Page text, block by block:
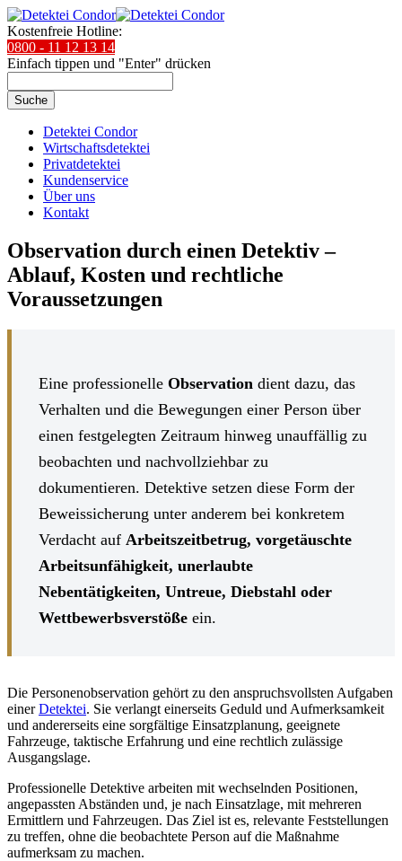
Kostenfreie Hotline:
0800 - 11 12 13 14
Einfach tippen und "Enter" drücken
Suche
Detektei Condor
Wirtschaftsdetektei
Privatdetektei
Kundenservice
Über uns
Kontakt
Observation durch einen Detektiv –
Ablauf, Kosten und rechtliche
Voraussetzungen
Eine professionelle Observation dient dazu, das
Verhalten und die Bewegungen einer Person über
einen festgelegten Zeitraum hinweg unauffällig zu
beobachten und nachvollziehbar zu
dokumentieren. Detektive setzen diese Form der
Beweissicherung unter anderem bei konkretem
Verdacht auf Arbeitszeitbetrug, vorgetäuschte
Arbeitsunfähigkeit, unerlaubte
Nebentätigkeiten, Untreue, Diebstahl oder
Wettbewerbsverstöße ein.
Die Personenobservation gehört zu den anspruchsvollsten Aufgaben
einerDetektei. Sie verlangt einerseits Geduld und Aufmerksamkeit
und andererseits eine sorgfältige Einsatzplanung, geeignete
Fahrzeuge, taktische Erfahrung und eine rechtlich zulässige
Ausgangslage.
Professionelle Detektive arbeiten mit wechselnden Positionen,
angepassten Abständen und, je nach Einsatzlage, mit mehreren
Ermittlern und Fahrzeugen. Das Ziel ist es, relevante Feststellungen
zu treffen, ohne die beobachtete Person auf die Maßnahme
aufmerksam zu machen.